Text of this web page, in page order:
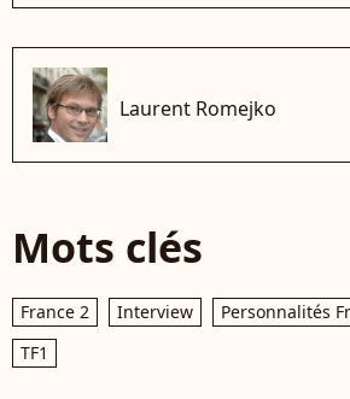
Laurent Romejko
Mots clés
France 2 Interview Personnalités
TF1